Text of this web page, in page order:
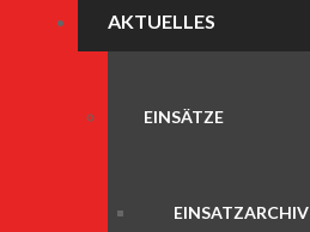
AKTUELLES
EINSÄTZE
EINSATZARCHIV